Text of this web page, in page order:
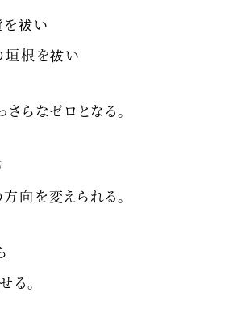
祓い
垣根を祓い
らなゼロとなる。
向を変えられる。
る。